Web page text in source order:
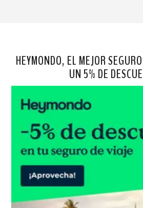
HEYMONDO, EL MEJOR
UN 5% DE